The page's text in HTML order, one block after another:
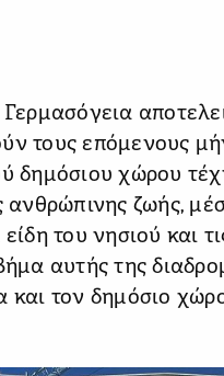
τους επόμενους
δημόσιου χώρου
ανθρώπινης ζωής,
του νησιού και
αυτής της
και τον δημόσιο